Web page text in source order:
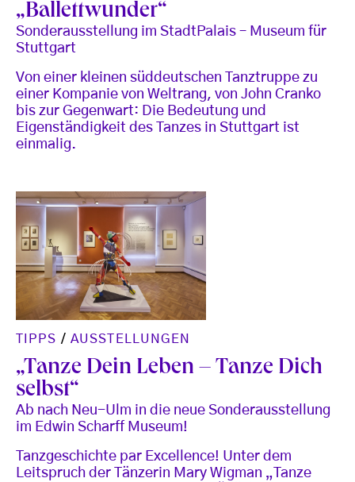
„Ballettwunder“
Sonderausstellung im StadtPalais – Museum für
Stuttgart
Von einer kleinen süddeutschen Tanztruppe zu
einer Kompanie von Weltrang, von John Cranko
bis zur Gegenwart: Die Bedeutung und
Eigenständigkeit des Tanzes in Stuttgart ist
einmalig.
TIPPS / AUSSTELLUNGEN
„Tanze Dein Leben – Tanze Dich
selbst“
Ab nach Neu-Ulm in die neue Sonderausstellung
im Edwin Scharff Museum!
Tanzgeschichte par Excellence! Unter dem
Leitspruch der Tänzerin Mary Wigman „Tanze